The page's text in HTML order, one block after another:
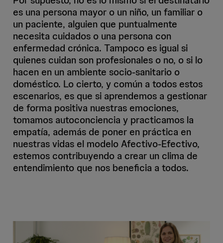
es una persona mayor o un niño, un familiar o
un paciente, alguien que puntualmente
necesita cuidados o una persona con
enfermedad crónica. Tampoco es igual si
quienes cuidan son profesionales o no, o si lo
hacen en un ambiente socio-sanitario o
doméstico. Lo cierto, y común a todos estos
escenarios, es que si aprendemos a gestionar
de forma positiva nuestras emociones,
tomamos autoconciencia y practicamos la
empatía, además de poner en práctica en
nuestras vidas el modelo Afectivo-Efectivo,
estemos contribuyendo a crear un clima de
entendimiento que nos beneficia a todos.